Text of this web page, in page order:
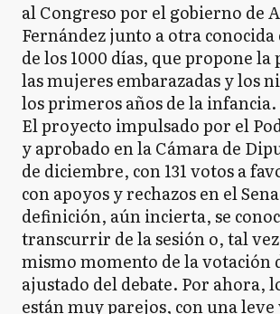
al Congreso por el gobierno de
Fernández junto a otra conocida
de los 1000 días, que propone la
las mujeres embarazadas y los
los primeros años de la infancia.
El proyecto impulsado por el
y aprobado en la Cámara de
de diciembre, con 131 votos a
con apoyos y rechazos en el
definición, aún incierta, se
transcurrir de la sesión o, tal
mismo momento de la votación
ajustado del debate. Por ahora,
están muy parejos, con una